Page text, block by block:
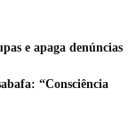
e apaga denúncias
“Consciência